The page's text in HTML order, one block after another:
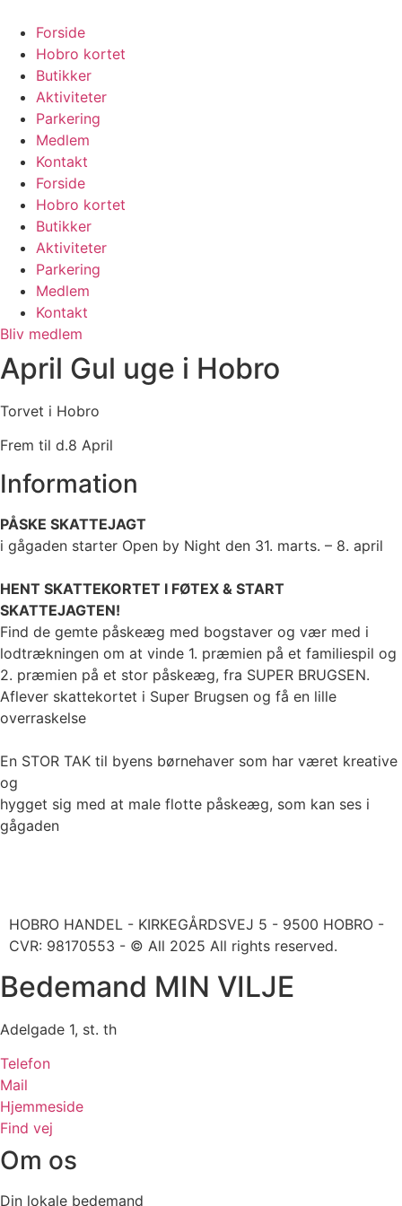
content
Forside
Hobro kortet
Butikker
Aktiviteter
Parkering
Medlem
Kontakt
Forside
Hobro kortet
Butikker
Aktiviteter
Parkering
Medlem
Kontakt
Bliv medlem
April Gul uge i Hobro
Torvet i Hobro
Frem til d.8 April
Information
PÅSKE SKATTEJAGT
i gågaden starter Open by Night den 31. marts. – 8. april
HENT SKATTEKORTET I FØTEX & START
SKATTEJAGTEN!
Find de gemte påskeæg med bogstaver og vær med i
lodtrækningen om at vinde 1. præmien på et familiespil og
2. præmien på et stor påskeæg, fra SUPER BRUGSEN.
Aflever skattekortet i Super Brugsen og få en lille
overraskelse
En STOR TAK til byens børnehaver som har været kreative
og
hygget sig med at male flotte påskeæg, som kan ses i
gågaden
HOBRO HANDEL - KIRKEGÅRDSVEJ 5 - 9500 HOBRO -
CVR: 98170553 - © All 2025 All rights reserved.
Bedemand MIN VILJE
Adelgade 1, st. th
Telefon
Mail
Hjemmeside
Find vej
Om os
Din lokale bedemand